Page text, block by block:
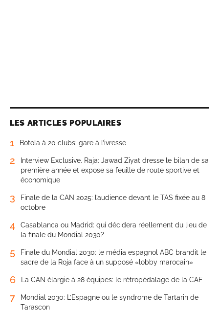
LES ARTICLES POPULAIRES
1 Botola à 20 clubs: gare à l’ivresse
2
Interview Exclusive. Raja: Jawad Ziyat dresse le bilan de sa
première année et expose sa feuille de route sportive et
économique
3
Finale de la CAN 2025: l’audience devant le TAS fixée au 8
octobre
4
Casablanca ou Madrid: qui décidera réellement du lieu de
la finale du Mondial 2030?
5
Finale du Mondial 2030: le média espagnol ABC brandit le
sacre de la Roja face à un supposé «lobby marocain»
6 La CAN élargie à 28 équipes: le rétropédalage de la CAF
7
Mondial 2030: L’Espagne ou le syndrome de Tartarin de
Tarascon